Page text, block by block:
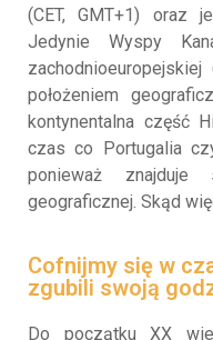
(CET, GMT+1) oraz
Jedynie Wyspy
położeniem
kontynentalna część
czas co Portugalia
ponieważ
geograficznej. Skąd
Cofnijmy się w
zgubili swoją
Do początku XX